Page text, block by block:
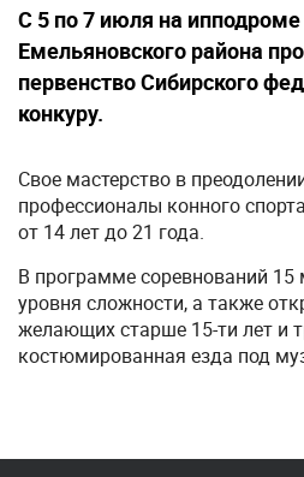
С 5 по 7 июля на
Емельяновского района
первенство Сибирского
конкуру.
Свое мастерство в
профессионалы конного
от 14 лет до 21 года.
В программе соревнований
уровня сложности, а также
желающих старше 15-ти лет и
костюмированная езда под